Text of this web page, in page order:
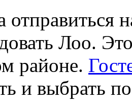
отправиться
Лоо.
районе.
и выбрать